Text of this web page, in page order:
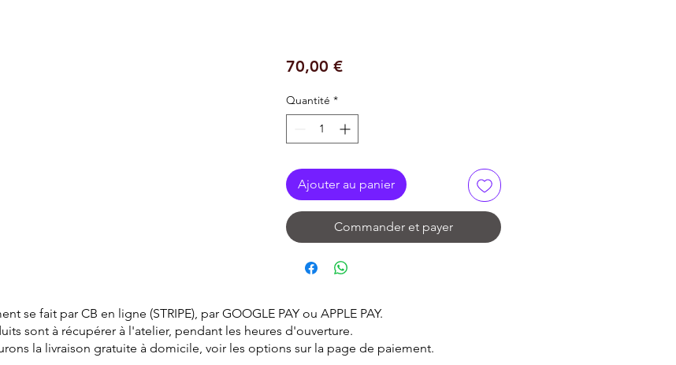
70,00 €Prix
Quantité *
Ajouter au panier
Commander et payer
se fait par CB en ligne (STRIPE), par GOOGLE PAY ou APPLE PAY.
sont à récupérer à l'atelier, pendant les heures d'ouverture.
la livraison gratuite à domicile, voir les options sur la page de paiement.